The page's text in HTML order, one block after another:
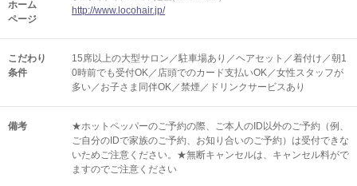
ホーム
ページ
http://www.locohair.jp/
こだわり
条件
15席以上の大型サロン／駐車場あり／ヘアセット／着付け／朝1
0時前でも受付OK／店頭でのカード支払いOK／女性スタッフが
多い／お子さま同伴OK／禁煙／ドリンクサービスあり
備考
★ホットペッパーのご予約の際、ご本人のID以外のご予約（例、
ご自分のIDで家族のご予約、お知り合いのご予約）は受付できな
いためご注意ください。★無断キャンセルは、キャンセル料がで
ますのでご注意ください